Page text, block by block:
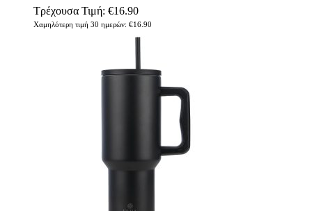
Τρέχουσα Τιμή: €16.90
Χαμηλότερη τιμή 30 ημερών: €16.90